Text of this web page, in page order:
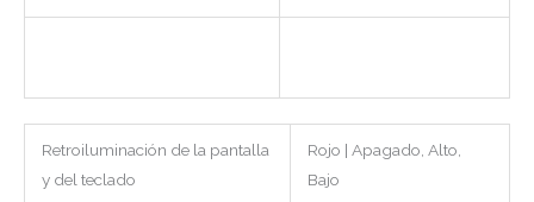
Retroiluminación de la pantalla
y del teclado
Rojo | Apagado, Alto,
Bajo